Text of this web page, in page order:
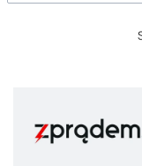
Lista